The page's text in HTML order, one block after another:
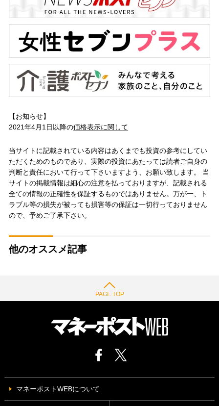
【お知らせ】
2021年4月1日以降の価格表示に関して
当サイトに記載されている内容はあくまでも投資の参考にしてい
ただくためのものであり、実際の投資にあたっては読者ご自身の
判断と責任において行って下さいますよう、お願い致します。 当
サイトの掲載情報は細心の注意を払っておりますが、記載される
全ての情報の正確性を保証するものではありません。万が一、ト
ラブル等の損失が被っても損害等の保証は一切行っておりません
ので、予めご了承下さい。
他のオススメ記事
PAGE TOP
マネーポストWEBについて